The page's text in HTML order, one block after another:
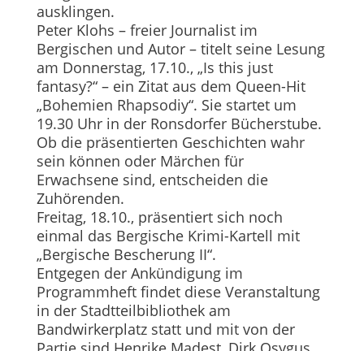
ausklingen.
Peter Klohs – freier Journalist im
Bergischen und Autor – titelt seine Lesung
am Donnerstag, 17.10., „Is this just
fantasy?“ – ein Zitat aus dem Queen-Hit
„Bohemien Rhapsodiy“. Sie startet um
19.30 Uhr in der Ronsdorfer Bücherstube.
Ob die präsentierten Geschichten wahr
sein können oder Märchen für
Erwachsene sind, entscheiden die
Zuhörenden.
Freitag, 18.10., präsentiert sich noch
einmal das Bergische Krimi-Kartell mit
„Bergische Bescherung II“.
Entgegen der Ankündigung im
Programmheft findet diese Veranstaltung
in der Stadtteilbibliothek am
Bandwirkerplatz statt und mit von der